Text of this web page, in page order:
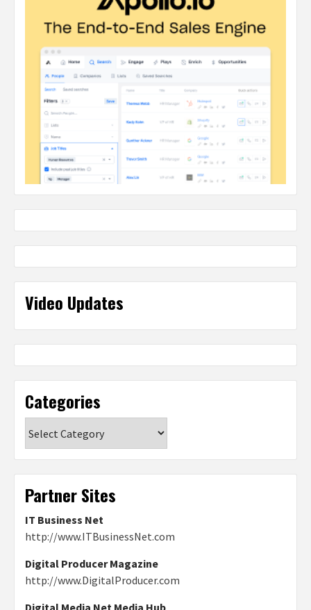
Video Updates
Categories
Partner Sites
IT Business Net
http://www.ITBusinessNet.com
Digital Producer Magazine
http://www.DigitalProducer.com